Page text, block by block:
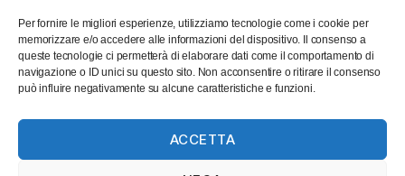
Per fornire le migliori esperienze, utilizziamo tecnologie come i cookie per
memorizzare e/o accedere alle informazioni del dispositivo. Il consenso a
queste tecnologie ci permetterà di elaborare dati come il comportamento di
navigazione o ID unici su questo sito. Non acconsentire o ritirare il consenso
può influire negativamente su alcune caratteristiche e funzioni.
ACCETTA
semplicemente dal vissuto quotidiano. Sono particolari eventi che
riguardano una parte, sia pure ristretta, del mondo femminile, che egli
descrive con rispetto, senza mai cadere nel volgare e senza condannare
o indulgere. L’autore prende, via via, nel corso della narrazione, piena
consapevolezza di una condizione umana, cui guarda con trepidazione e
riguardo per la persona in quanto tale, al di là dei suoi comportamenti. La
vita, infatti, offre, spesso, la possibilità di comprendere in maniera chiara